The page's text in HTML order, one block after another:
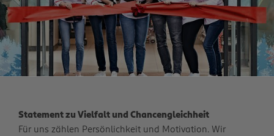
Statement zu Vielfalt und Chancengleichheit
Für uns zählen Persönlichkeit und Motivation. Wir